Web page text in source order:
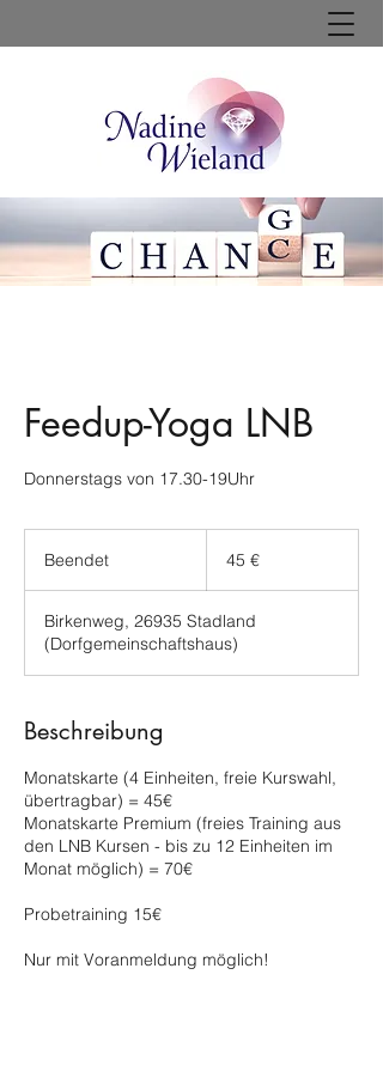
Feedup-Yoga LNB
Donnerstags von 17.30-19Uhr
Beendet
n
d
e
45 €
Birkenweg, 26935 Stadland
(Dorfgemeinschaftshaus)
Beschreibung
Monatskarte (4 Einheiten, freie Kurswahl,
übertragbar) = 45€
Monatskarte Premium (freies Training aus
den LNB Kursen - bis zu 12 Einheiten im
Monat möglich) = 70€
Probetraining 15€
Nur mit Voranmeldung möglich!